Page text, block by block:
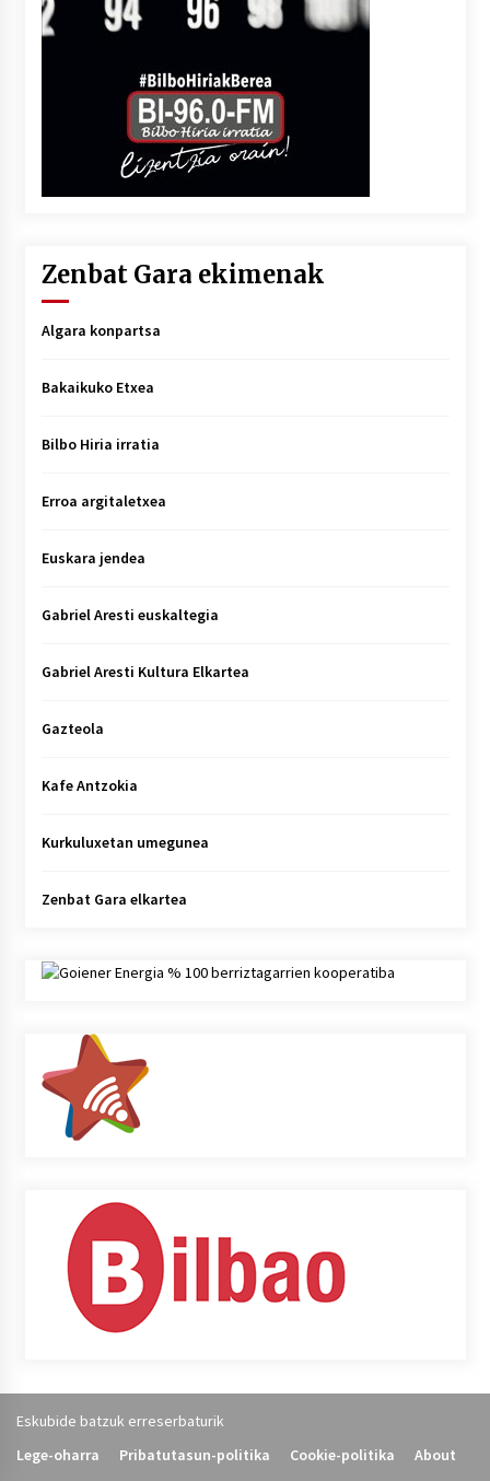
Zenbat Gara ekimenak
Algara konpartsa
Bakaikuko Etxea
Bilbo Hiria irratia
Erroa argitaletxea
Euskara jendea
Gabriel Aresti euskaltegia
Gabriel Aresti Kultura Elkartea
Gazteola
Kafe Antzokia
Kurkuluxetan umegunea
Zenbat Gara elkartea
Eskubide batzuk erreserbaturik
Lege-oharra
Pribatutasun-politika Cookie-politika About